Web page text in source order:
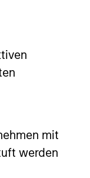
mit
werden